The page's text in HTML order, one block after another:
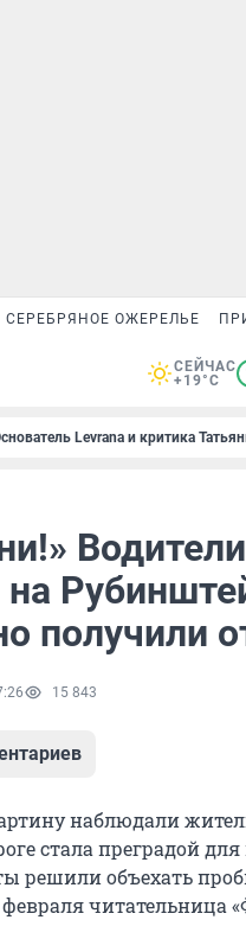
СЕРЕБРЯНОЕ ОЖЕРЕЛЬЕ
СЕЙЧАС
+19°C
Levrana и критика
получили
15 843
наблюдали
стала преградой
решили объехать
февраля читательница